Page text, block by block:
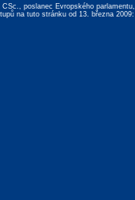
poslanec Evropského parlamentu,
na tuto stránku od 13. března 2009: